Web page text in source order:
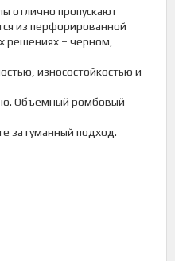
отлично пропускают
из перфорированной
решениях – черном,
износостойкостью и
Объемный ромбовый
за гуманный подход.